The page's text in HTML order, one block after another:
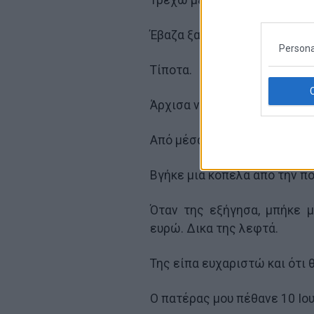
Έβαζα ξανά και ξανά και ξανά
Τίποτα.
Άρχισα να βαράω μπουνιές
Από μέσα κάποιοι
Βγήκε μια κοπέλα απο την
Όταν της εξήγησα, μπήκε
ευρώ. Δικα της λεφτά.
Της είπα ευχαριστώ και
Ο πατέρας μου πέθανε 10